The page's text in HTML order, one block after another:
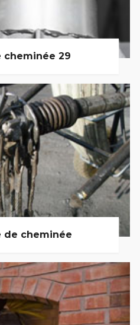
cheminée 29
de cheminée